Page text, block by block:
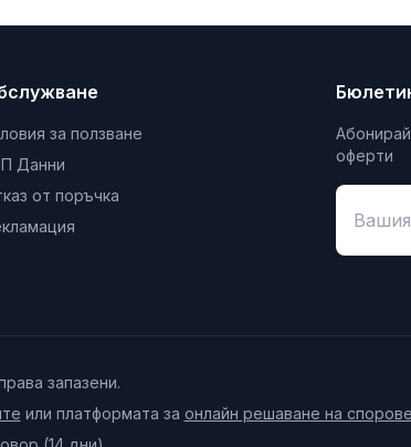
за ползване
Данни
от поръчка
оферти
запазени.
или платформата за онлайн решаване на